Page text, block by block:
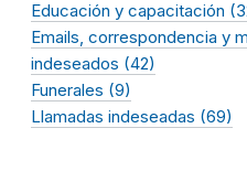
Educación y capacitación
Emails, correspondencia y
indeseados (42)
Funerales (9)
Llamadas indeseadas (69)